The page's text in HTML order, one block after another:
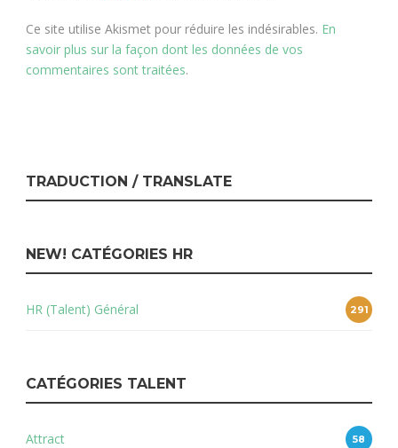
Ce site utilise Akismet pour réduire les indésirables. En
savoir plus sur la façon dont les données de vos
commentaires sont traitées.
TRADUCTION / TRANSLATE
NEW! CATÉGORIES HR
HR (Talent) Général 291
CATÉGORIES TALENT
Attract 58